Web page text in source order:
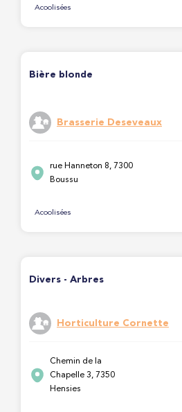
Acoolisées
Bière blonde
Brasserie Deseveaux
rue Hanneton 8, 7300
Boussu
Acoolisées
Divers - Arbres
Horticulture Cornette
Chemin de la
Chapelle 3, 7350
Hensies